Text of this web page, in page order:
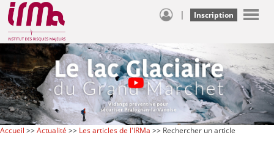
| Inscription
Accueil >>Actualité >> Les articles de l'IRMa >> Rechercher un article